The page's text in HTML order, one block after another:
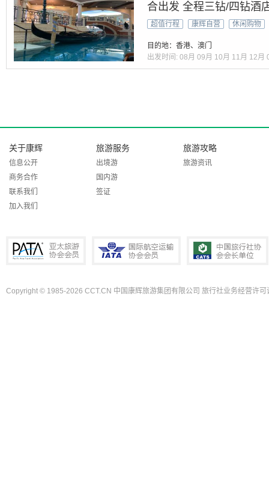
合出发 全程三钻/四钻酒
超值行程 康辉自营 休闲购物
目的地：香港、澳门
出发时间: 08月 09月 10月 11月 12月
关于康辉
信息公开
商务合作
联系我们
加入我们
旅游服务
出境游
国内游
签证
旅游攻略
旅游资讯
Copyright © 1985-2026 CCT.CN 中国康辉旅游集团有限公司 旅行社业务经营许